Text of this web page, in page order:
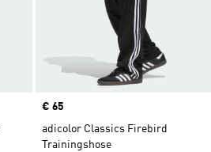
Price
€ 65
adicolor Classics Firebird
Trainingshose